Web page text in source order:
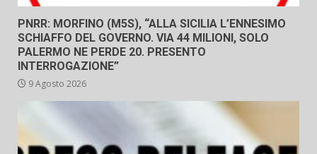
PNRR: MORFINO (M5S), “ALLA SICILIA L’ENNESIMO
SCHIAFFO DEL GOVERNO. VIA 44 MILIONI, SOLO
PALERMO NE PERDE 20. PRESENTO
INTERROGAZIONE”
9 Agosto 2026